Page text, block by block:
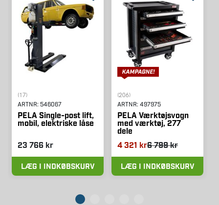
(17)
ARTNR: 546067
PELA Single-post lift,
mobil, elektriske låse
23 766 kr
LÆG I INDKØBSKURV
(206)
ARTNR: 497975
PELA Værktøjsvogn
med værktøj, 277
dele
4 321 kr6 799 kr
LÆG I INDKØBSKURV